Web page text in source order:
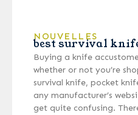
NOUVELLES
best survival
Buying a knife
whether or not you’re
survival knife, pocket
any manufacturer’s
get quite confusing.